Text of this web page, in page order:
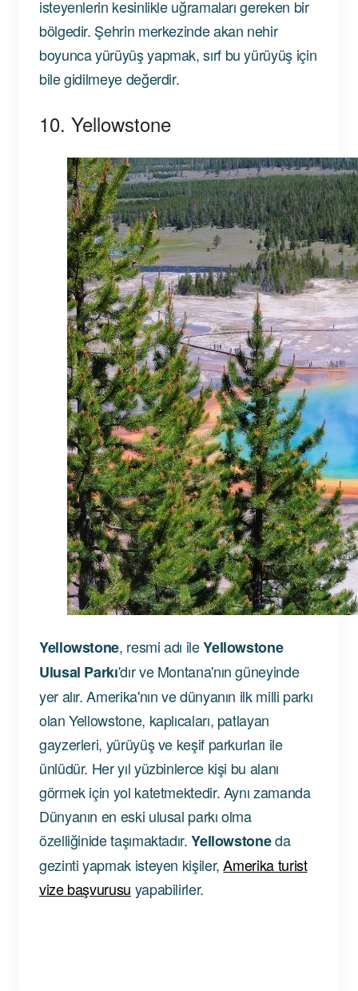
isteyenlerin kesinlikle uğramaları gereken bir
bölgedir. Şehrin merkezinde akan nehir
boyunca yürüyüş yapmak, sırf bu yürüyüş için
bile gidilmeye değerdir.
10. Yellowstone
Yellowstone, resmi adı ileYellowstone
Ulusal Parkı'dır ve Montana'nın güneyinde
yer alır. Amerika'nın ve dünyanın ilk milli parkı
olan Yellowstone, kaplıcaları, patlayan
gayzerleri, yürüyüş ve keşif parkurları ile
ünlüdür. Her yıl yüzbinlerce kişi bu alanı
görmek için yol katetmektedir. Aynı zamanda
Dünyanın en eski ulusal parkı olma
özelliğinide taşımaktadır.Yellowstoneda
gezinti yapmak isteyen kişiler,Amerika turist
vize başvurusu yapabilirler.